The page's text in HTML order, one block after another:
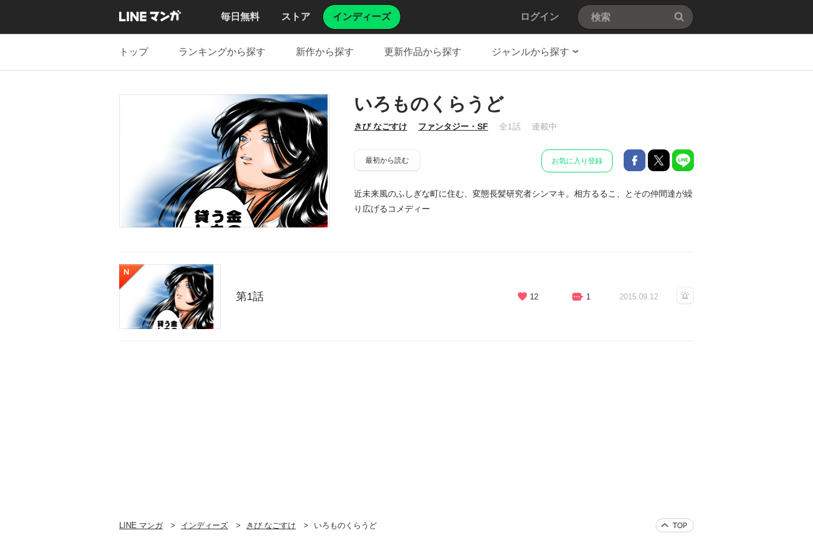
毎日無料 ストア インディーズ ログイン
トップ ランキングから探す 新作から探す 更新作品から探す ジャンルから探す
いろものくらうど
きび なごすけ ファンタジー・SF 全1話 連載中
最初から読む お気に入り登録
近未来風のふしぎな町に住む、変態長髪研究者シンマキ。相方るるこ、とその仲間達が繰
り広げるコメディー
第1話 12 1 2015.09.12
LINE マンガ インディーズ きび なごすけ いろものくらうど